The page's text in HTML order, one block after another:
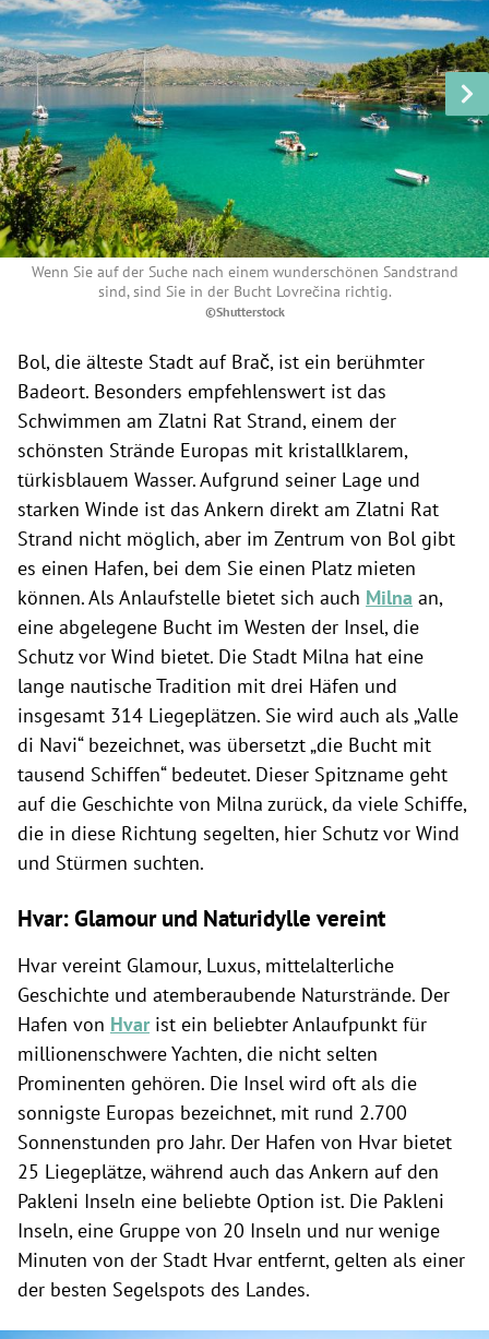
Wenn Sie auf der Suche nach einem wunderschönen Sandstrand
sind, sind Sie in der Bucht Lovrečina richtig.
©Shutterstock
Bol, die älteste Stadt auf Brač, ist ein berühmter
Badeort. Besonders empfehlenswert ist das
Schwimmen am Zlatni Rat Strand, einem der
schönsten Strände Europas mit kristallklarem,
türkisblauem Wasser. Aufgrund seiner Lage und
starken Winde ist das Ankern direkt am Zlatni Rat
Strand nicht möglich, aber im Zentrum von Bol gibt
es einen Hafen, bei dem Sie einen Platz mieten
können. Als Anlaufstelle bietet sich auch Milna an,
eine abgelegene Bucht im Westen der Insel, die
Schutz vor Wind bietet. Die Stadt Milna hat eine
lange nautische Tradition mit drei Häfen und
insgesamt 314 Liegeplätzen. Sie wird auch als „Valle
di Navi“ bezeichnet, was übersetzt „die Bucht mit
tausend Schiffen“ bedeutet. Dieser Spitzname geht
auf die Geschichte von Milna zurück, da viele Schiffe,
die in diese Richtung segelten, hier Schutz vor Wind
und Stürmen suchten.
Hvar: Glamour und Naturidylle vereint
Hvar vereint Glamour, Luxus, mittelalterliche
Geschichte und atemberaubende Naturstrände. Der
Hafen von Hvarist ein beliebter Anlaufpunkt für
millionenschwere Yachten, die nicht selten
Prominenten gehören. Die Insel wird oft als die
sonnigste Europas bezeichnet, mit rund 2.700
Sonnenstunden pro Jahr. Der Hafen von Hvar bietet
25 Liegeplätze, während auch das Ankern auf den
Pakleni Inseln eine beliebte Option ist. Die Pakleni
Inseln, eine Gruppe von 20 Inseln und nur wenige
Minuten von der Stadt Hvar entfernt, gelten als einer
der besten Segelspots des Landes.